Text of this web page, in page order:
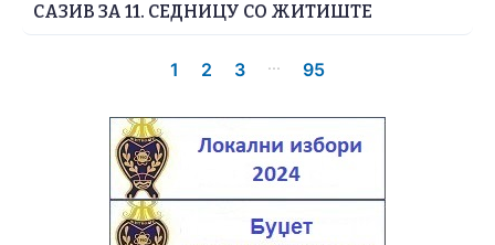
САЗИВ ЗА 11. СЕДНИЦУ СО ЖИТИШТЕ
1 2 3 ... 95